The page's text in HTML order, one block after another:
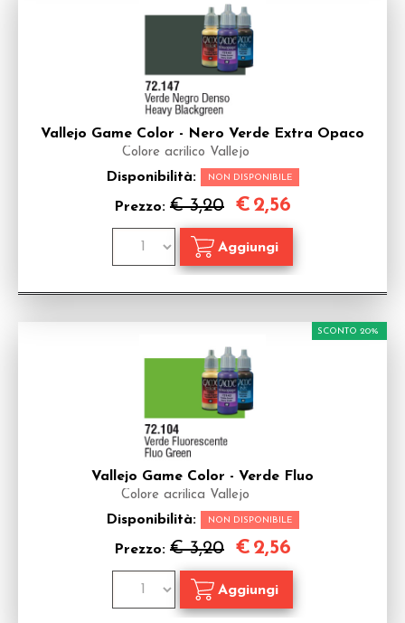
Vallejo Game Color - Nero Verde Extra Opaco
Colore acrilico Vallejo
Disponibilità: NON DISPONIBILE
Prezzo: € 3,20 € 2,56
Vallejo Game Color - Verde Fluo
Colore acrilica Vallejo
Disponibilità: NON DISPONIBILE
Prezzo: € 3,20
SCONTO 20%
€ 2,56